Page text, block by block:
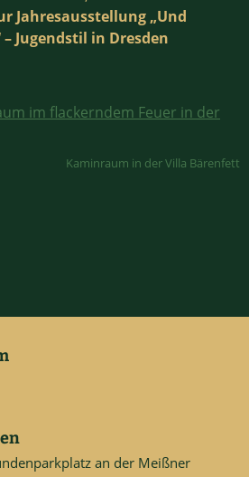
Jahresausstellung „Und
Jugendstil in Dresden
Kaminraum in der Villa Bärenfett
an der Meißner